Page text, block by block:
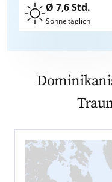
Sonne täglich
Ø 7,6 Std.